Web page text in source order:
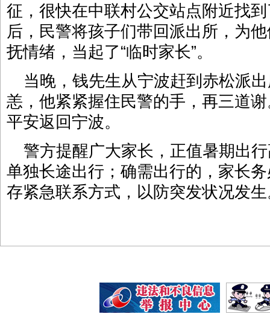
征，很快在中联村公交站点附近找
后，民警将孩子们带回派出所，为
抚情绪，当起了“临时家长”。
当晚，钱先生从宁波赶到赤松派
恙，他紧紧握住民警的手，再三道
平安返回宁波。
警方提醒广大家长，正值暑期出
单独长途出行；确需出行的，家长
存紧急联系方式，以防突发状况发